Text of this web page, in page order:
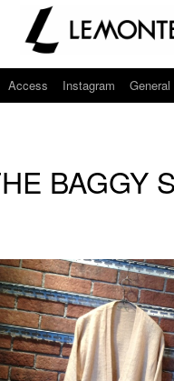
Access Instagram General
BAGGY